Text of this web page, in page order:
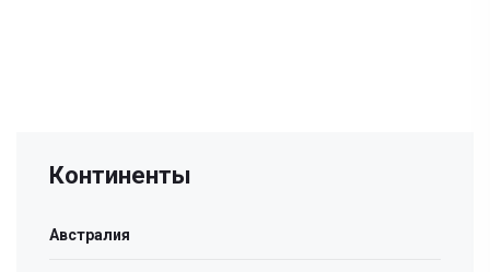
Континенты
Австралия